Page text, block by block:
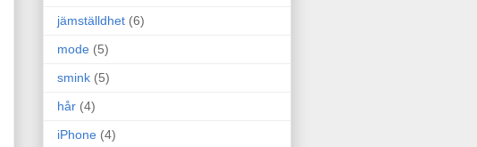
jämställdhet (6)
mode (5)
smink (5)
hår (4)
iPhone (4)